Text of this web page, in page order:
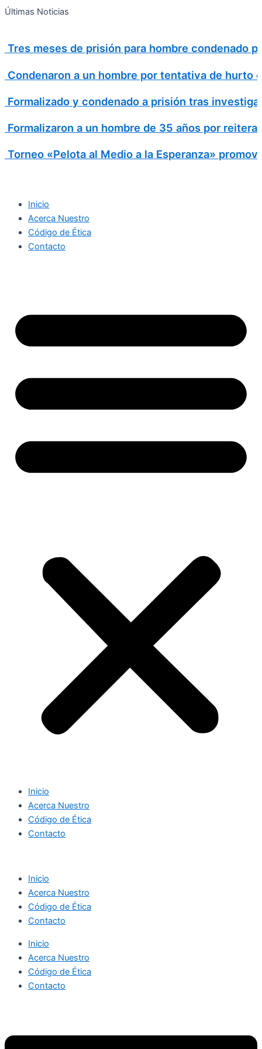
Ir
Últimas Noticias
Tres meses de prisión para hombre condenado
Condenaron a un hombre por tentativa de
Formalizado y condenado a prisión tras
Formalizaron a un hombre de 35 años por
Torneo «Pelota al Medio a la Esperanza»
Inicio
Acerca Nuestro
Código de Ética
Contacto
Inicio
Acerca Nuestro
Código de Ética
Contacto
Inicio
Acerca Nuestro
Código de Ética
Contacto
Inicio
Acerca Nuestro
Código de Ética
Contacto
Search